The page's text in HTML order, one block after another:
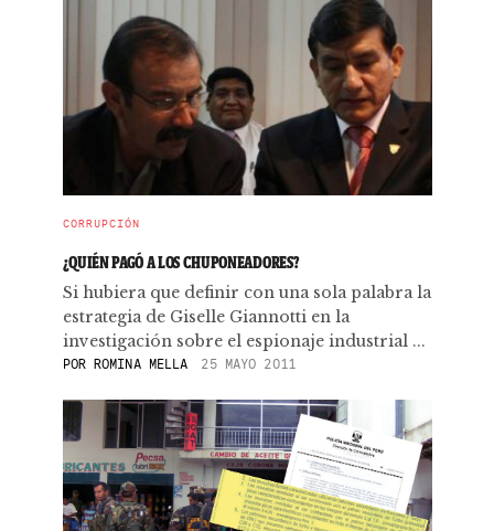
CORRUPCIÓN
¿QUIÉN PAGÓ A LOS CHUPONEADORES?
Si hubiera que definir con una sola palabra la
estrategia de Giselle Giannotti en la
investigación sobre el espionaje industrial ...
POR ROMINA MELLA 25 MAYO 2011